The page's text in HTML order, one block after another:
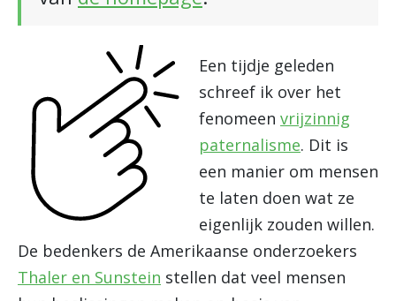
Een tijdje geleden
schreef ik over het
fenomeen vrijzinnig
paternalisme. Dit is
een manier om mensen
te laten doen wat ze
eigenlijk zouden willen.
De bedenkers de Amerikaanse onderzoekers
Thaler en Sunstein stellen dat veel mensen